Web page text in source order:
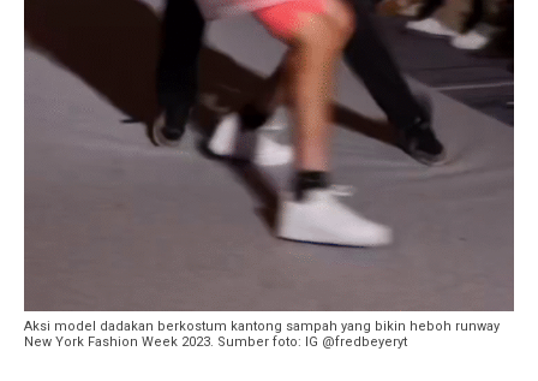
Aksi model dadakan berkostum kantong sampah yang bikin heboh runway
New York Fashion Week 2023. Sumber foto: IG @fredbeyeryt